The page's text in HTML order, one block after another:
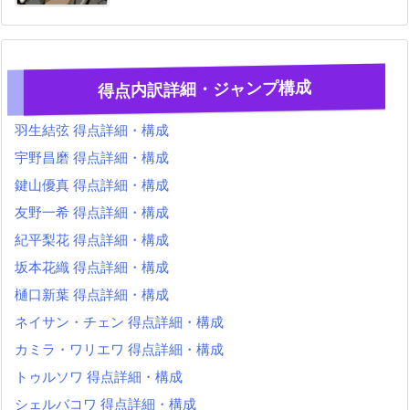
得点内訳詳細・ジャンプ構成
羽生結弦 得点詳細・構成
宇野昌磨 得点詳細・構成
鍵山優真 得点詳細・構成
友野一希 得点詳細・構成
紀平梨花 得点詳細・構成
坂本花織 得点詳細・構成
樋口新葉 得点詳細・構成
ネイサン・チェン 得点詳細・構成
カミラ・ワリエワ 得点詳細・構成
トゥルソワ 得点詳細・構成
シェルバコワ 得点詳細・構成